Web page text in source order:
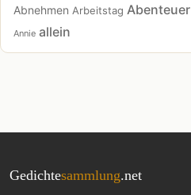
Abnehmen Arbeitstag Abenteuer
Annie allein
Gedichtesammlung.net